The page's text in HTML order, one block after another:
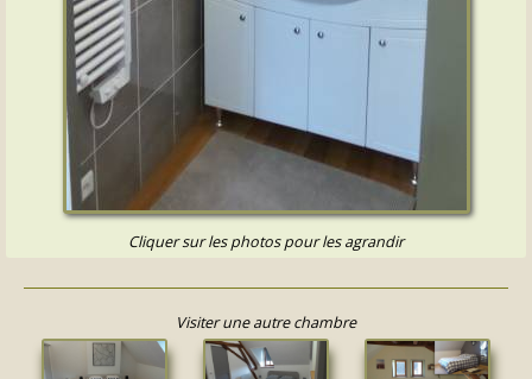
Cliquer sur les photos pour les agrandir
Visiter une autre chambre